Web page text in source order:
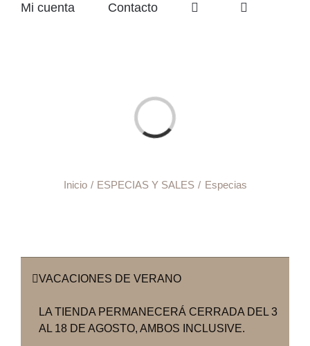
Mi cuenta Contacto
Cargando...
Inicio ESPECIAS Y SALES Especias
VACACIONES DE VERANO
LA TIENDA PERMANECERÁ CERRADA DEL 3
AL 18 DE AGOSTO, AMBOS INCLUSIVE.